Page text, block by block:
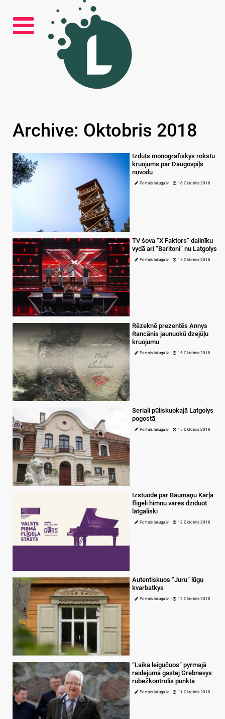
Archive: Oktobris 2018
Izdūts monografiskys rokstu
kruojums par Daugovpiļs
nūvodu
Portals lakuga.lv 16 Oktobris 2018
TV šova “X Faktors” dalinīku
vydā ari “Baritoni” nu Latgolys
Portals lakuga.lv 15 Oktobris 2018
Rēzeknē prezentēs Annys
Rancānis jaunuokū dzejūļu
kruojumu
Portals lakuga.lv 15 Oktobris 2018
Seriali pūliskuokajā Latgolys
pogostā
Portals lakuga.lv 15 Oktobris 2018
Izstuodē par Baumaņu Kārļa
fligeli himnu varēs dzīduot
latgaliski
Portals lakuga.lv 12 Oktobris 2018
Autentiskuos “Juru” lūgu
kvarbatkys
Portals lakuga.lv 12 Oktobris 2018
“Laika leigučuos” pyrmajā
raidejumā gastej Grebnevys
rūbežkontrolis punktā
Portals lakuga.lv 11 Oktobris 2018